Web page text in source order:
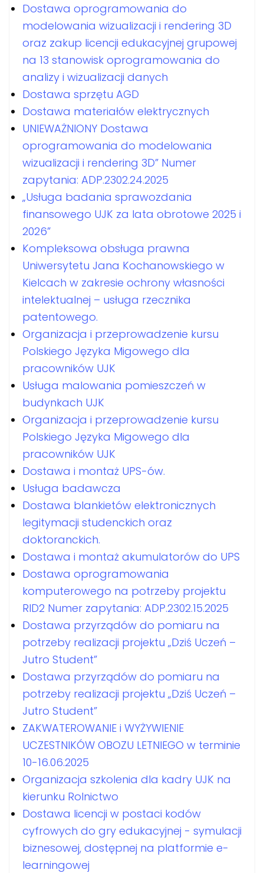
Dostawa oprogramowania do
modelowania wizualizacji i rendering 3D
oraz zakup licencji edukacyjnej grupowej
na 13 stanowisk oprogramowania do
analizy i wizualizacji danych
Dostawa sprzętu AGD
Dostawa materiałów elektrycznych
UNIEWAŻNIONY Dostawa
oprogramowania do modelowania
wizualizacji i rendering 3D” Numer
zapytania: ADP.2302.24.2025
„Usługa badania sprawozdania
finansowego UJK za lata obrotowe 2025 i
2026”
Kompleksowa obsługa prawna
Uniwersytetu Jana Kochanowskiego w
Kielcach w zakresie ochrony własności
intelektualnej – usługa rzecznika
patentowego.
Organizacja i przeprowadzenie kursu
Polskiego Języka Migowego dla
pracowników UJK
Usługa malowania pomieszczeń w
budynkach UJK
Organizacja i przeprowadzenie kursu
Polskiego Języka Migowego dla
pracowników UJK
Dostawa i montaż UPS-ów.
Usługa badawcza
Dostawa blankietów elektronicznych
legitymacji studenckich oraz
doktoranckich.
Dostawa i montaż akumulatorów do UPS
Dostawa oprogramowania
komputerowego na potrzeby projektu
RID2 Numer zapytania: ADP.2302.15.2025
Dostawa przyrządów do pomiaru na
potrzeby realizacji projektu „Dziś Uczeń –
Jutro Student”
Dostawa przyrządów do pomiaru na
potrzeby realizacji projektu „Dziś Uczeń –
Jutro Student”
ZAKWATEROWANIE i WYŻYWIENIE
UCZESTNIKÓW OBOZU LETNIEGO w terminie
10-16.06.2025
Organizacja szkolenia dla kadry UJK na
kierunku Rolnictwo
Dostawa licencji w postaci kodów
cyfrowych do gry edukacyjnej - symulacji
biznesowej, dostępnej na platformie e-
learningowej